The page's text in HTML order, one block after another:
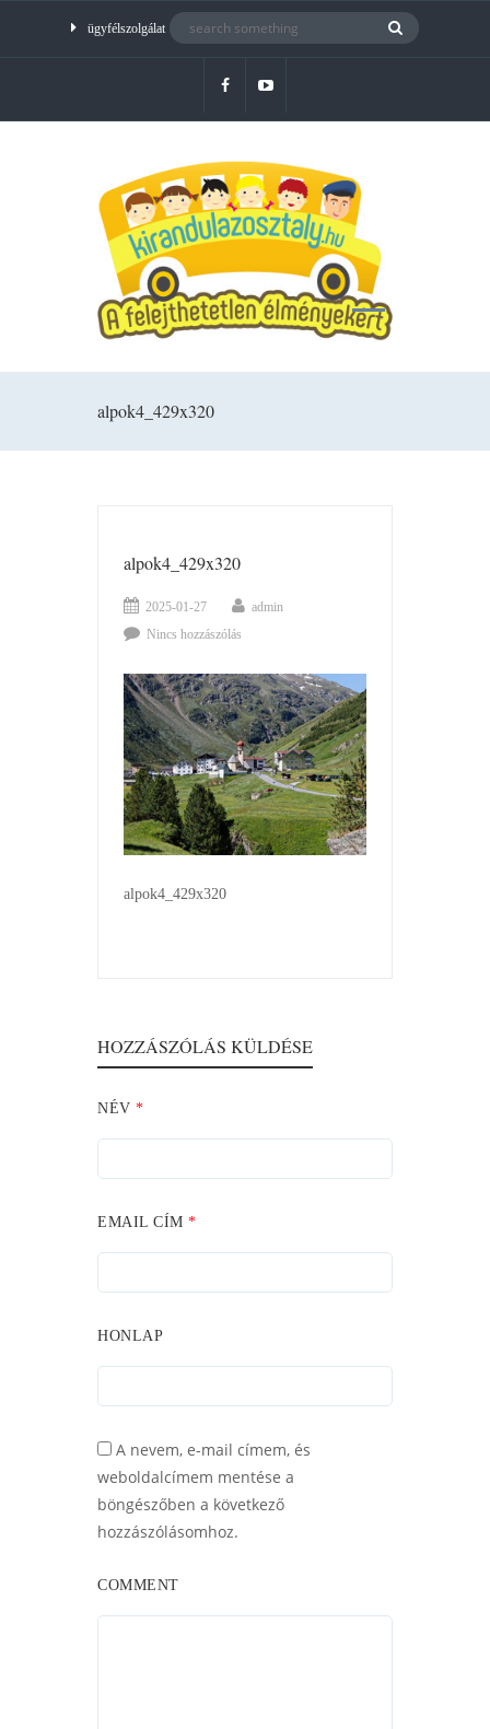
ügyfélszolgálat
alpok4_429x320
alpok4_429x320
2025-01-27
admin
Nincs hozzászólás
alpok4_429x320
HOZZÁSZÓLÁS KÜLDÉSE
NÉV *
EMAIL CÍM *
HONLAP
A nevem, e-mail címem, és
weboldalcímem mentése a
böngészőben a következő
hozzászólásomhoz.
COMMENT